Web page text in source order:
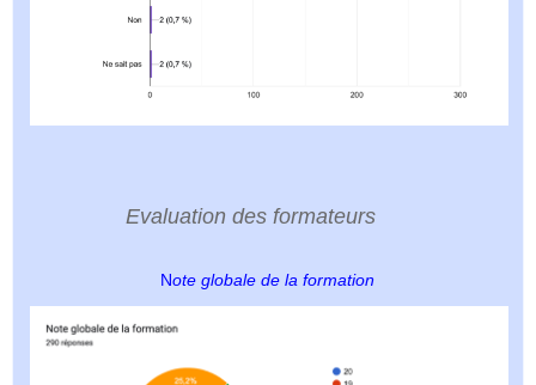
Evaluation des formateurs
Note globale de la formation